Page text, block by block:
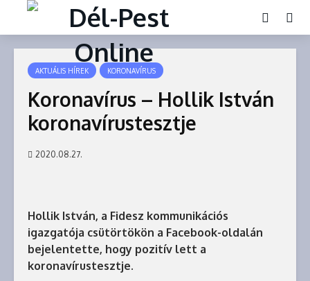
AKTUÁLIS HÍREK KORONAVÍRUS
Koronavírus – Hollik István
koronavírustesztje
2020.08.27.
Hollik István, a Fidesz kommunikációs
igazgatója csütörtökön a Facebook-oldalán
bejelentette, hogy pozitív lett a
koronavírustesztje.